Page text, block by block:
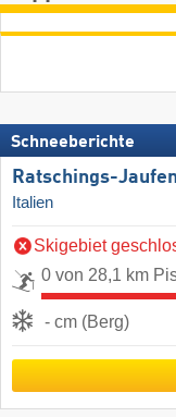
Schneeberichte
Ratschings-
Italien
Skigebiet
0 von 28,1 km
- cm (Berg)